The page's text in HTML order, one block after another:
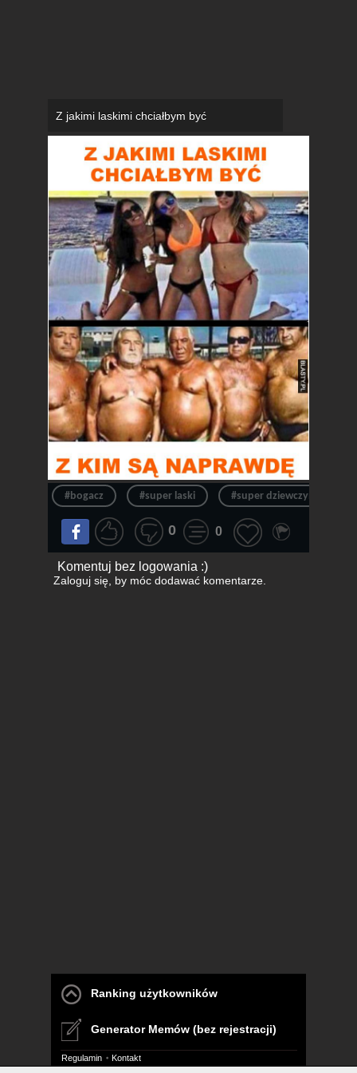
Z jakimi laskimi chciałbym być
#bogacz #super laski #super dziewczyny
0 0
Komentuj bez logowania :)
Zaloguj się, by móc dodawać komentarze.
Ranking użytkowników
Generator Memów (bez rejestracji)
Regulamin Kontakt